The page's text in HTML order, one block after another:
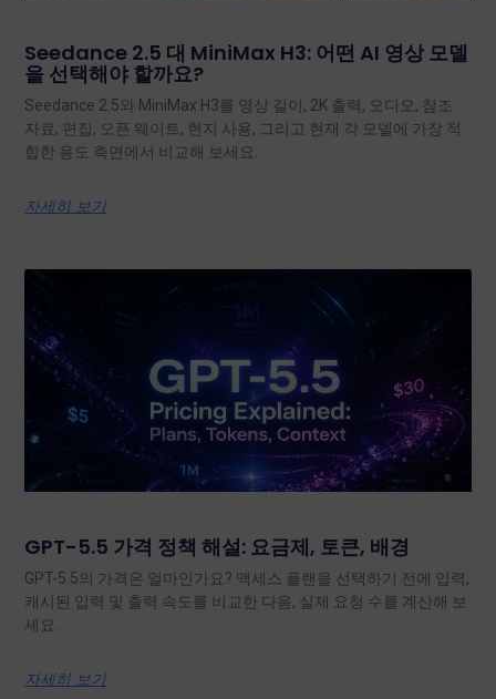
Seedance 2.5 대 MiniMax H3: 어떤 AI 영상 모델
을 선택해야 할까요?
Seedance 2.5와 MiniMax H3를 영상 길이, 2K 출력, 오디오, 참조
자료, 편집, 오픈 웨이트, 현지 사용, 그리고 현재 각 모델에 가장 적
합한 용도 측면에서 비교해 보세요.
자세히 보기
GPT-5.5 가격 정책 해설: 요금제, 토큰, 배경
GPT-5.5의 가격은 얼마인가요? 액세스 플랜을 선택하기 전에 입력,
캐시된 입력 및 출력 속도를 비교한 다음, 실제 요청 수를 계산해 보
세요.
자세히 보기